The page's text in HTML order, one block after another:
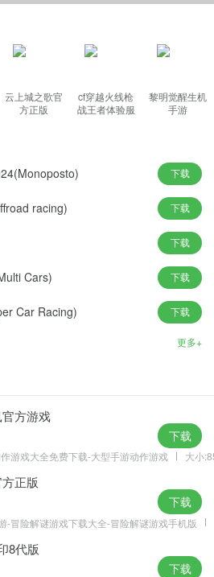
带你体验最刺激爽快的驾驶体验！
动按钮减速
。屏幕上的控件
越多;行驶100多公里，通过车辆接近
己的车的喜好随意修改，在公路上驾驶
，收集现金，解锁新车，升级和体验不
速公路
定制
颜色
车、公共汽车和suv
向、时间试用和奖金轨道速度炸弹
云上城之歌官
方正版
cf穿越火线枪
战王者体验服
黎明觉醒生机
手游
下载
racing) 下载
下载
Cars) 下载
Car Racing) 下载
更多+
方游戏
游戏大全免费下载-大型手游动作游戏 大小
下载
正版
-冒险解谜游戏下载大全-冒险解谜游戏手机版
下载
8代版
下载